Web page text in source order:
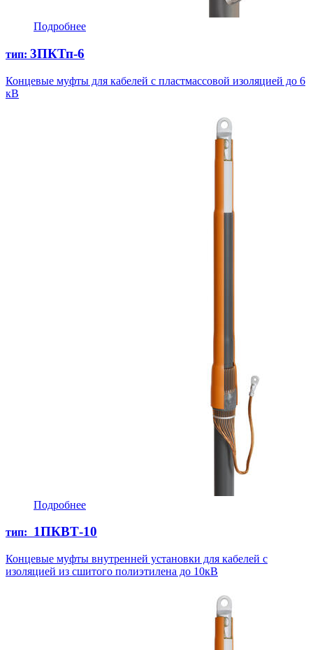
Подробнее
тип: 3ПКТп-6
Концевые муфты для кабелей с пластмассовой изоляцией до 6
кВ
Подробнее
тип: 1ПКВТ-10
Концевые муфты внутренней установки для кабелей с
изоляцией из сшитого полиэтилена до 10кВ